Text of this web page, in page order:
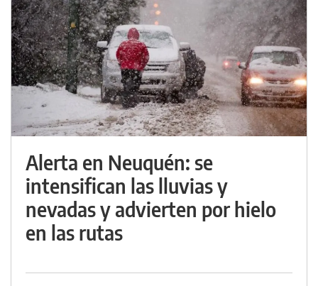
Alerta en Neuquén: se
intensifican las lluvias y
nevadas y advierten por hielo
en las rutas